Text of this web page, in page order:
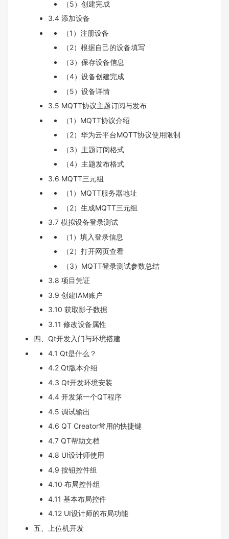
（5）创建完成
3.4 添加设备
（1）注册设备
（2）根据自己的设备填写
（3）保存设备信息
（4）设备创建完成
（5）设备详情
3.5 MQTT协议主题订阅与发布
（1）MQTT协议介绍
（2）华为云平台MQTT协议使用限制
（3）主题订阅格式
（4）主题发布格式
3.6 MQTT三元组
（1）MQTT服务器地址
（2）生成MQTT三元组
3.7 模拟设备登录测试
（1）填入登录信息
（2）打开网页查看
（3）MQTT登录测试参数总结
3.8 项目凭证
3.9 创建IAM账户
3.10 获取影子数据
3.11 修改设备属性
四、Qt开发入门与环境搭建
4.1 Qt是什么？
4.2 Qt版本介绍
4.3 Qt开发环境安装
4.4 开发第一个QT程序
4.5 调试输出
4.6 QT Creator常用的快捷键
4.7 QT帮助文档
4.8 UI设计师使用
4.9 按钮控件组
4.10 布局控件组
4.11 基本布局控件
4.12 UI设计师的布局功能
五、上位机开发